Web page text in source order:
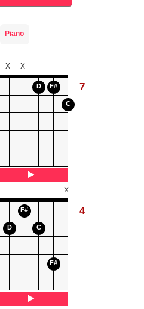
Piano
D F#
C
X X
7
D
F#
C
F#
X
4